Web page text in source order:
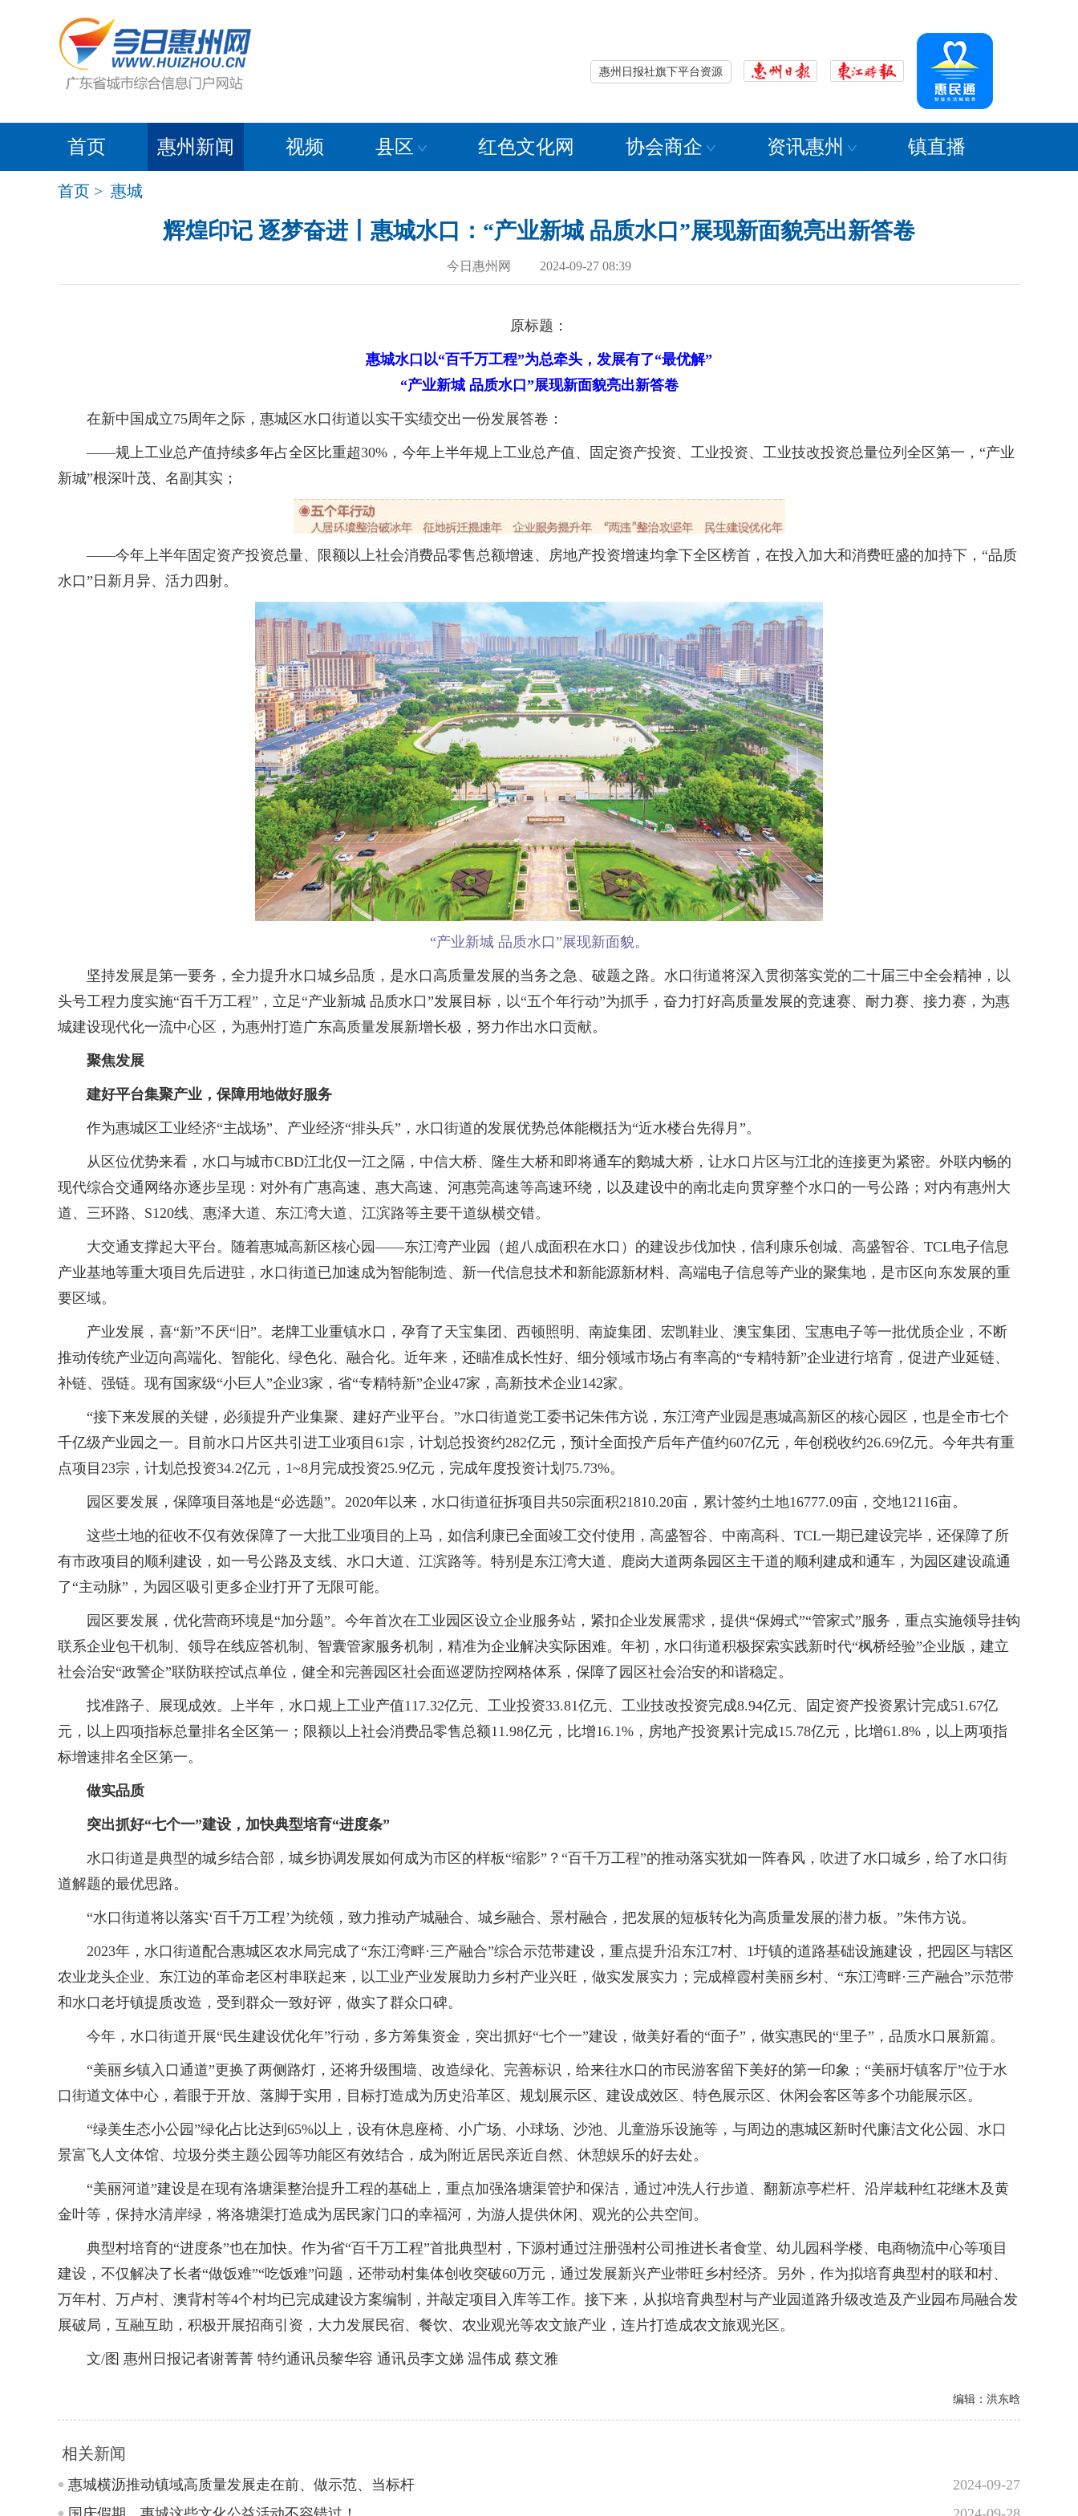
惠州日报社旗下平台资源
首页 惠州新闻 视频 县区 红色文化网 协会商企 资讯惠州 镇直播
首页 > 惠城
辉煌印记 逐梦奋进丨惠城水口：“产业新城 品质水口”展现新面貌亮出新答卷
今日惠州网 2024-09-27 08:39
原标题：
惠城水口以“百千万工程”为总牵头，发展有了“最优解”
“产业新城 品质水口”展现新面貌亮出新答卷
在新中国成立75周年之际，惠城区水口街道以实干实绩交出一份发展答卷：
——规上工业总产值持续多年占全区比重超30%，今年上半年规上工业总产值、固定资产投资、工业投资、工业技改投资总量位列全区第一，“产业
新城”根深叶茂、名副其实；
——今年上半年固定资产投资总量、限额以上社会消费品零售总额增速、房地产投资增速均拿下全区榜首，在投入加大和消费旺盛的加持下，“品质
水口”日新月异、活力四射。
“产业新城 品质水口”展现新面貌。
坚持发展是第一要务，全力提升水口城乡品质，是水口高质量发展的当务之急、破题之路。水口街道将深入贯彻落实党的二十届三中全会精神，以
头号工程力度实施“百千万工程”，立足“产业新城 品质水口”发展目标，以“五个年行动”为抓手，奋力打好高质量发展的竞速赛、耐力赛、接力赛，为惠
城建设现代化一流中心区，为惠州打造广东高质量发展新增长极，努力作出水口贡献。
聚焦发展
建好平台集聚产业，保障用地做好服务
作为惠城区工业经济“主战场”、产业经济“排头兵”，水口街道的发展优势总体能概括为“近水楼台先得月”。
从区位优势来看，水口与城市CBD江北仅一江之隔，中信大桥、隆生大桥和即将通车的鹅城大桥，让水口片区与江北的连接更为紧密。外联内畅的
现代综合交通网络亦逐步呈现：对外有广惠高速、惠大高速、河惠莞高速等高速环绕，以及建设中的南北走向贯穿整个水口的一号公路；对内有惠州大
道、三环路、S120线、惠泽大道、东江湾大道、江滨路等主要干道纵横交错。
大交通支撑起大平台。随着惠城高新区核心园——东江湾产业园（超八成面积在水口）的建设步伐加快，信利康乐创城、高盛智谷、TCL电子信息
产业基地等重大项目先后进驻，水口街道已加速成为智能制造、新一代信息技术和新能源新材料、高端电子信息等产业的聚集地，是市区向东发展的重
要区域。
产业发展，喜“新”不厌“旧”。老牌工业重镇水口，孕育了天宝集团、西顿照明、南旋集团、宏凯鞋业、澳宝集团、宝惠电子等一批优质企业，不断
推动传统产业迈向高端化、智能化、绿色化、融合化。近年来，还瞄准成长性好、细分领域市场占有率高的“专精特新”企业进行培育，促进产业延链、
补链、强链。现有国家级“小巨人”企业3家，省“专精特新”企业47家，高新技术企业142家。
“接下来发展的关键，必须提升产业集聚、建好产业平台。”水口街道党工委书记朱伟方说，东江湾产业园是惠城高新区的核心园区，也是全市七个
千亿级产业园之一。目前水口片区共引进工业项目61宗，计划总投资约282亿元，预计全面投产后年产值约607亿元，年创税收约26.69亿元。今年共有重
点项目23宗，计划总投资34.2亿元，1~8月完成投资25.9亿元，完成年度投资计划75.73%。
园区要发展，保障项目落地是“必选题”。2020年以来，水口街道征拆项目共50宗面积21810.20亩，累计签约土地16777.09亩，交地12116亩。
这些土地的征收不仅有效保障了一大批工业项目的上马，如信利康已全面竣工交付使用，高盛智谷、中南高科、TCL一期已建设完毕，还保障了所
有市政项目的顺利建设，如一号公路及支线、水口大道、江滨路等。特别是东江湾大道、鹿岗大道两条园区主干道的顺利建成和通车，为园区建设疏通
了“主动脉”，为园区吸引更多企业打开了无限可能。
园区要发展，优化营商环境是“加分题”。今年首次在工业园区设立企业服务站，紧扣企业发展需求，提供“保姆式”“管家式”服务，重点实施领导挂钩
联系企业包干机制、领导在线应答机制、智囊管家服务机制，精准为企业解决实际困难。年初，水口街道积极探索实践新时代“枫桥经验”企业版，建立
社会治安“政警企”联防联控试点单位，健全和完善园区社会面巡逻防控网格体系，保障了园区社会治安的和谐稳定。
找准路子、展现成效。上半年，水口规上工业产值117.32亿元、工业投资33.81亿元、工业技改投资完成8.94亿元、固定资产投资累计完成51.67亿
元，以上四项指标总量排名全区第一；限额以上社会消费品零售总额11.98亿元，比增16.1%，房地产投资累计完成15.78亿元，比增61.8%，以上两项指
标增速排名全区第一。
做实品质
突出抓好“七个一”建设，加快典型培育“进度条”
水口街道是典型的城乡结合部，城乡协调发展如何成为市区的样板“缩影”？“百千万工程”的推动落实犹如一阵春风，吹进了水口城乡，给了水口街
道解题的最优思路。
“水口街道将以落实‘百千万工程’为统领，致力推动产城融合、城乡融合、景村融合，把发展的短板转化为高质量发展的潜力板。”朱伟方说。
2023年，水口街道配合惠城区农水局完成了“东江湾畔·三产融合”综合示范带建设，重点提升沿东江7村、1圩镇的道路基础设施建设，把园区与辖区
农业龙头企业、东江边的革命老区村串联起来，以工业产业发展助力乡村产业兴旺，做实发展实力；完成樟霞村美丽乡村、“东江湾畔·三产融合”示范带
和水口老圩镇提质改造，受到群众一致好评，做实了群众口碑。
今年，水口街道开展“民生建设优化年”行动，多方筹集资金，突出抓好“七个一”建设，做美好看的“面子”，做实惠民的“里子”，品质水口展新篇。
“美丽乡镇入口通道”更换了两侧路灯，还将升级围墙、改造绿化、完善标识，给来往水口的市民游客留下美好的第一印象；“美丽圩镇客厅”位于水
口街道文体中心，着眼于开放、落脚于实用，目标打造成为历史沿革区、规划展示区、建设成效区、特色展示区、休闲会客区等多个功能展示区。
“绿美生态小公园”绿化占比达到65%以上，设有休息座椅、小广场、小球场、沙池、儿童游乐设施等，与周边的惠城区新时代廉洁文化公园、水口
景富飞人文体馆、垃圾分类主题公园等功能区有效结合，成为附近居民亲近自然、休憩娱乐的好去处。
“美丽河道”建设是在现有洛塘渠整治提升工程的基础上，重点加强洛塘渠管护和保洁，通过冲洗人行步道、翻新凉亭栏杆、沿岸栽种红花继木及黄
金叶等，保持水清岸绿，将洛塘渠打造成为居民家门口的幸福河，为游人提供休闲、观光的公共空间。
典型村培育的“进度条”也在加快。作为省“百千万工程”首批典型村，下源村通过注册强村公司推进长者食堂、幼儿园科学楼、电商物流中心等项目
建设，不仅解决了长者“做饭难”“吃饭难”问题，还带动村集体创收突破60万元，通过发展新兴产业带旺乡村经济。另外，作为拟培育典型村的联和村、
万年村、万卢村、澳背村等4个村均已完成建设方案编制，并敲定项目入库等工作。接下来，从拟培育典型村与产业园道路升级改造及产业园布局融合发
展破局，互融互助，积极开展招商引资，大力发展民宿、餐饮、农业观光等农文旅产业，连片打造成农文旅观光区。
文/图 惠州日报记者谢菁菁 特约通讯员黎华容 通讯员李文娣 温伟成 蔡文雅
编辑：洪东晗
相关新闻
惠城横沥推动镇域高质量发展走在前、做示范、当标杆
2024-09-27